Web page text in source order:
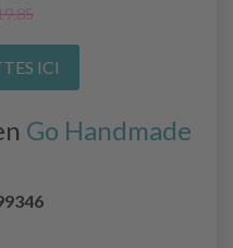
ICI
Go Handmade